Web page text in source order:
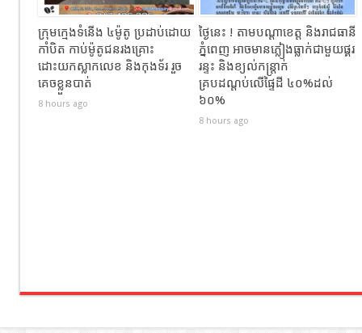
ក្រុមក្មេងទំនើង ៤ម៉ូតូ ប្រដាប់ដោយ
កាំបិត កាប់ម៉ូតូជនរងគ្រោះ
ដោះយកស្លាកលេខ និងកុងទ័រ រួច
គេចខ្លួនបាត់
8 hours ago
ថ្ងៃនេះ ! តាមបណ្តាខេត្ត និងរាជធានី
ភ្នំពេញ អាចមានភ្លៀងធ្លាក់ជាមួយផ្គរ
រន្ទះ និងខ្យល់កន្ត្រាក់
គ្របដណ្តប់លើផ្ទៃដី ៤០%ដល់
៦០%
8 hours ago